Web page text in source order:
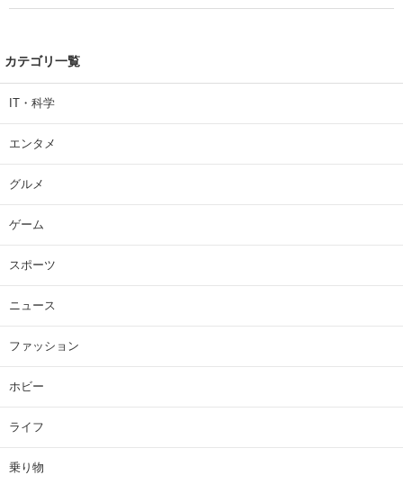
カテゴリ一覧
IT・科学
エンタメ
グルメ
ゲーム
スポーツ
ニュース
ファッション
ホビー
ライフ
乗り物